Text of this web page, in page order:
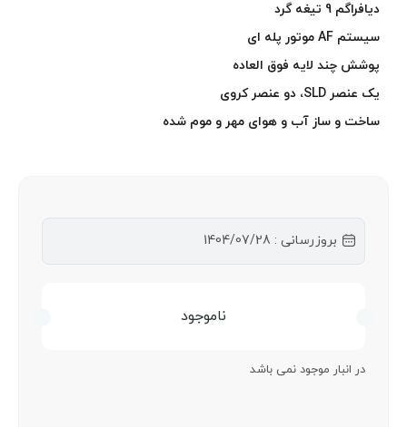
دیافراگم 9 تیغه گرد
سیستم AF موتور پله ای
پوشش چند لایه فوق العاده
یک عنصر SLD، دو عنصر کروی
ساخت و ساز آب و هوای مهر و موم شده
بروزرسانی : 1404/07/28
ناموجود
در انبار موجود نمی باشد